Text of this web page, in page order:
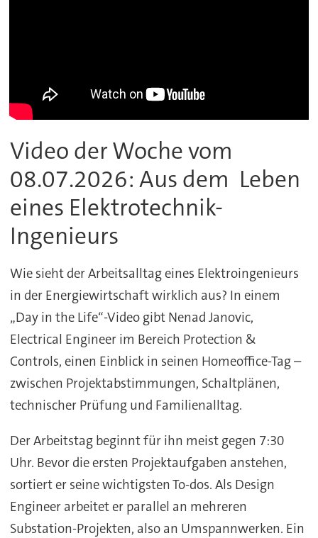
Video der Woche vom
08.07.2026: Aus dem Leben
eines Elektrotechnik-
Ingenieurs
Wie sieht der Arbeitsalltag eines Elektroingenieurs
in der Energiewirtschaft wirklich aus? In einem
„Day in the Life“-Video gibt Nenad Janovic,
Electrical Engineer im Bereich Protection &
Controls, einen Einblick in seinen Homeoffice-Tag –
zwischen Projektabstimmungen, Schaltplänen,
technischer Prüfung und Familienalltag.
Der Arbeitstag beginnt für ihn meist gegen 7:30
Uhr. Bevor die ersten Projektaufgaben anstehen,
sortiert er seine wichtigsten To-dos. Als Design
Engineer arbeitet er parallel an mehreren
Substation-Projekten, also an Umspannwerken. Ein